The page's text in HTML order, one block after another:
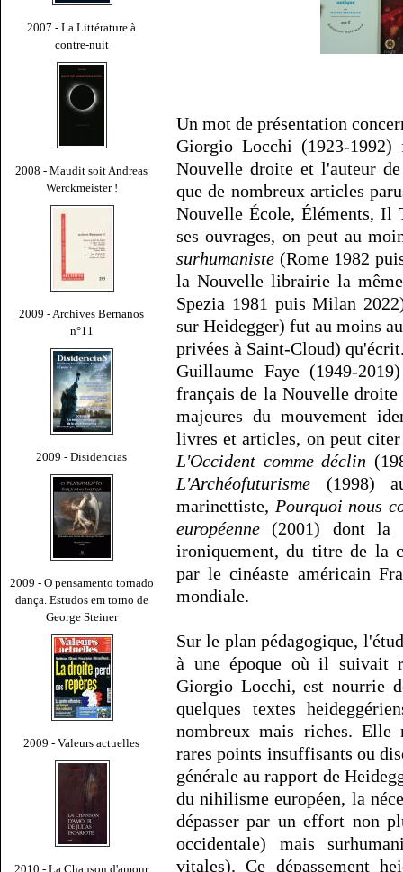
2007 - La Littérature à
contre-nuit
2008 - Maudit soit Andreas
Werckmeister !
2009 - Archives Bernanos
n°11
2009 - Disidencias
2009 - O pensamento tornado
dança. Estudos em torno de
George Steiner
2009 - Valeurs actuelles
2010 - La Chanson d'amour
Un mot de présentation
Giorgio Locchi (1923-
Nouvelle droite et l'auteur
que de nombreux articles
Nouvelle École, Éléments, Il
ses ouvrages, on peut au
surhumaniste (Rome 1982
la Nouvelle librairie la
Spezia 1981 puis Milan
sur Heidegger) fut au moins
privées à Saint-Cloud)
Guillaume Faye (1949-
français de la Nouvelle
majeures du mouvement
livres et articles, on peut
L'Occident comme déclin
L'Archéofuturisme (1998)
marinettiste, Pourquoi nous
européenne (2001) dont la
ironiquement, du titre de la
par le cinéaste américain
mondiale.
Sur le plan pédagogique,
à une époque où il suivait
Giorgio Locchi, est nourrie
quelques textes
nombreux mais riches. Elle
rares points insuffisants ou
générale au rapport de
du nihilisme européen, la
dépasser par un effort non
occidentale) mais
vitales). Ce dépassement